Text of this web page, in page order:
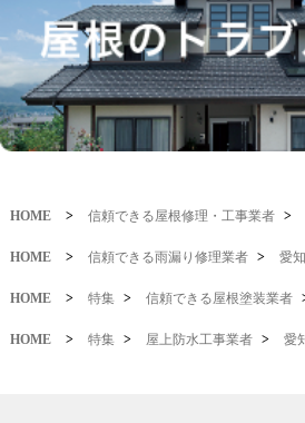
HOME > 信頼できる屋根修理・工事業者 >
HOME > 信頼できる雨漏り修理業者 > 愛
HOME > 特集 > 信頼できる屋根塗装業者
HOME > 特集 > 屋上防水工事業者 > 愛